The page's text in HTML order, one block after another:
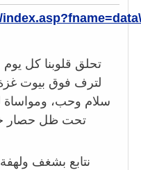
تحلق قلوبنا كل
لترف فوق بيوت غزة
سلام وحب، ومواساة
تحت ظل حصار
نتابع بشغف